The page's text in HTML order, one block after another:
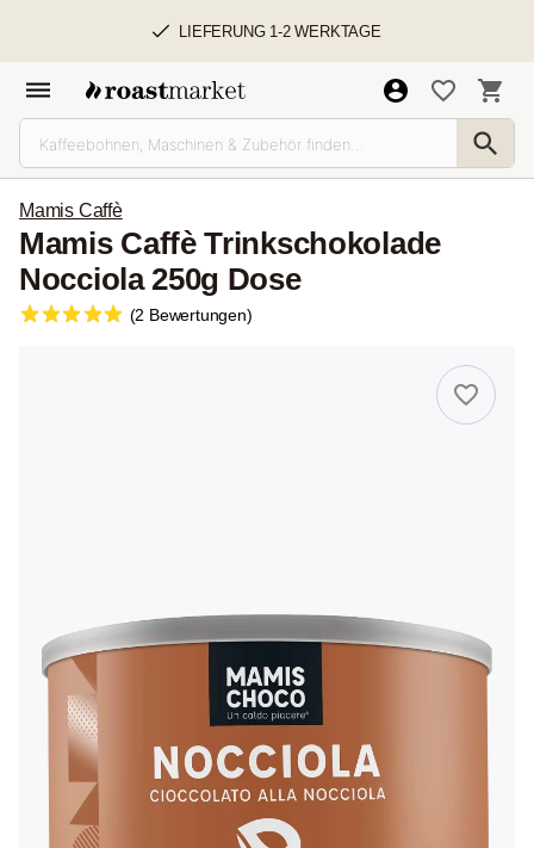
LIEFERUNG 1-2 WERKTAGE
Mamis Caffè
Mamis Caffè Trinkschokolade
Nocciola 250g Dose
(2 Bewertungen)